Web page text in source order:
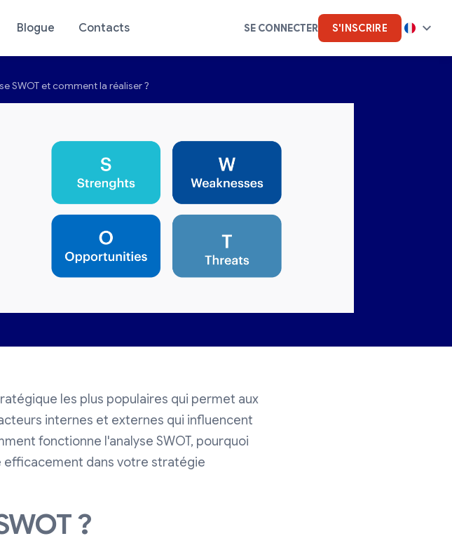
Blogue Contacts SE CONNECTER S'INSCRIRE
SWOT et comment la réaliser ?
les plus populaires qui permet aux
internes et externes qui influencent
fonctionne l'analyse SWOT, pourquoi
dans votre stratégie
?